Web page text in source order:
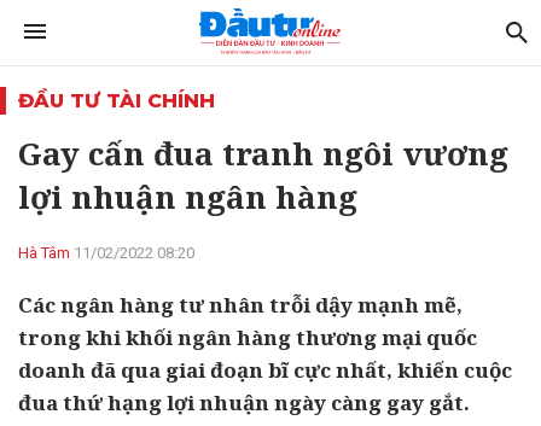
ĐẦU TƯ TÀI CHÍNH
Gay cấn đua tranh ngôi vương
lợi nhuận ngân hàng
Hà Tâm 11/02/2022 08:20
Các ngân hàng tư nhân trỗi dậy mạnh mẽ,
trong khi khối ngân hàng thương mại quốc
doanh đã qua giai đoạn bĩ cực nhất, khiến cuộc
đua thứ hạng lợi nhuận ngày càng gay gắt.